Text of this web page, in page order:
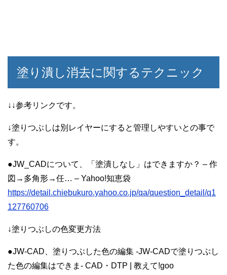
塗り潰し消去に関するテクニック
↓↓参考リンクです。
↓塗りつぶしは別レイヤーにすると管理しやすいとの事で
す。
●JW_CADについて、「塗潰しなし」はできますか？ – 作
図→多角形→任… – Yahoo!知恵袋
https://detail.chiebukuro.yahoo.co.jp/qa/question_detail/q1
127760706
↓塗りつぶしの色変更方法
●JW-CAD、塗りつぶした色の編集 -JW-CADで塗りつぶし
た色の編集はできま- CAD・DTP | 教えて!goo